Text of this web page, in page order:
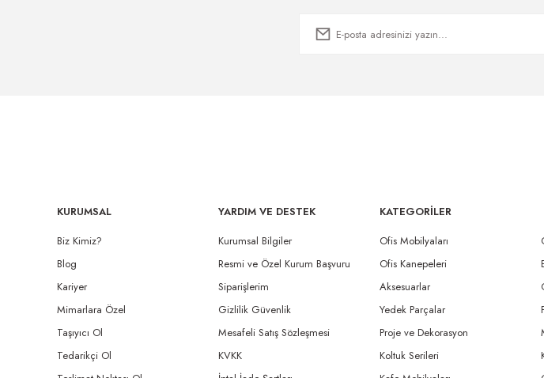
KURUMSAL
Biz Kimiz?
Blog
Kariyer
Mimarlara Özel
Taşıyıcı Ol
Tedarikçi Ol
YARDIM VE DESTEK
Kurumsal Bilgiler
Resmi ve Özel Kurum Başvuru
Siparişlerim
Gizlilik Güvenlik
Mesafeli Satış Sözleşmesi
KVKK
KATEGORİLER
Ofis Mobilyaları
Ofis Kanepeleri
Aksesuarlar
Yedek Parçalar
Proje ve Dekorasyon
Koltuk Serileri